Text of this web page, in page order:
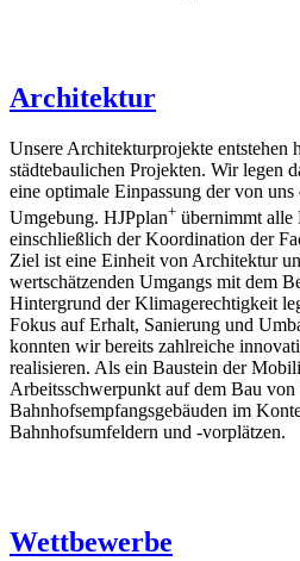
Architektur
Unsere Architekturprojekte entstehen
städtebaulichen Projekten. Wir legen
eine optimale Einpassung der von
Umgebung. HJPplan+ übernimmt alle
einschließlich der Koordination der
Ziel ist eine Einheit von Architektur
wertschätzenden Umgangs mit dem
Hintergrund der Klimagerechtigkeit
Fokus auf Erhalt, Sanierung und
konnten wir bereits zahlreiche
realisieren. Als ein Baustein der
Arbeitsschwerpunkt auf dem Bau von
Bahnhofsempfangsgebäuden im
Bahnhofsumfeldern und -vorplätzen.
Wettbewerbe